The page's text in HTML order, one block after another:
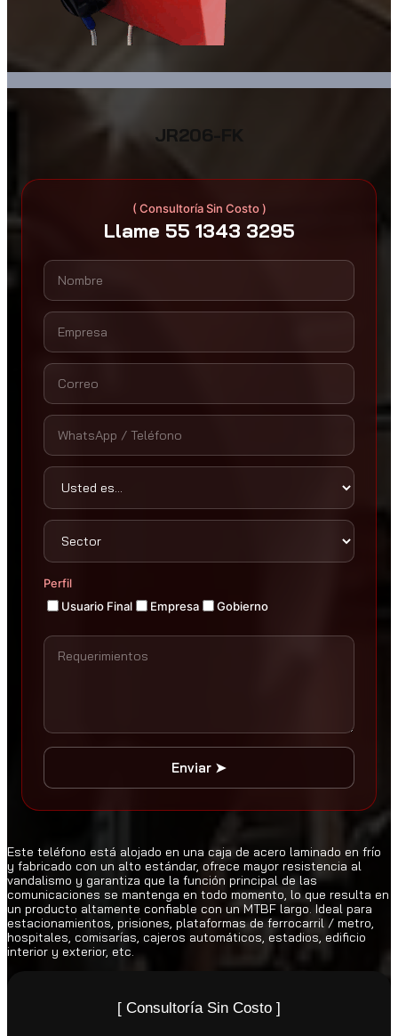
JR206-FK
( Consultoría Sin Costo )
Llame 55 1343 3295
Perfil
Usuario Final Empresa Gobierno
Enviar ➤
Este teléfono está alojado en una caja de acero laminado en frío
y fabricado con un alto estándar, ofrece mayor resistencia al
vandalismo y garantiza que la función principal de las
comunicaciones se mantenga en todo momento, lo que resulta en
un producto altamente confiable con un MTBF largo. Ideal para
estacionamientos, prisiones, plataformas de ferrocarril / metro,
hospitales, comisarías, cajeros automáticos, estadios, edificio
interior y exterior, etc.
[ Consultoría Sin Costo ]